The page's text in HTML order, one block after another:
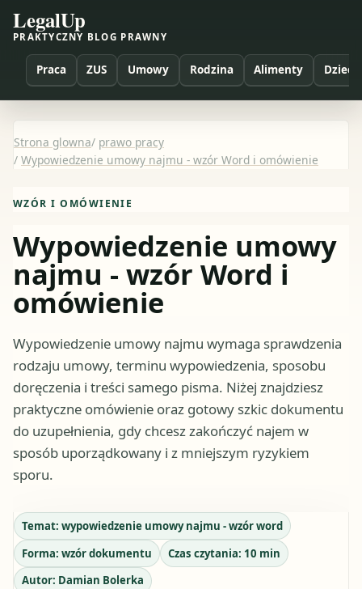
LegalUp
PRAKTYCZNY BLOG PRAWNY
Praca ZUS Umowy Rodzina Alimenty Dzieci
Strona glowna/ prawo pracy
/ Wypowiedzenie umowy najmu - wzór Word i omówienie
WZÓR I OMÓWIENIE
Wypowiedzenie umowy
najmu - wzór Word i
omówienie
Wypowiedzenie umowy najmu wymaga sprawdzenia
rodzaju umowy, terminu wypowiedzenia, sposobu
doręczenia i treści samego pisma. Niżej znajdziesz
praktyczne omówienie oraz gotowy szkic dokumentu
do uzupełnienia, gdy chcesz zakończyć najem w
sposób uporządkowany i z mniejszym ryzykiem
sporu.
Temat: wypowiedzenie umowy najmu - wzór word
Forma: wzór dokumentu Czas czytania: 10 min
Autor: Damian Bolerka